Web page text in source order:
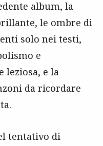
album, la
le ombre di
solo nei testi,
e
leziosa, e la
da ricordare
tentativo di